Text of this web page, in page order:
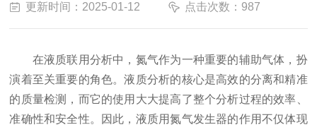
更新时间：2025-01-12 点击次数：987
在液质联用分析中，氮气作为一种重要的辅助气体，扮
演着至关重要的角色。液质分析的核心是高效的分离和精准
的质量检测，而它的使用大大提高了整个分析过程的效率、
准确性和安全性。因此，液质用氮气发生器的作用不仅体现